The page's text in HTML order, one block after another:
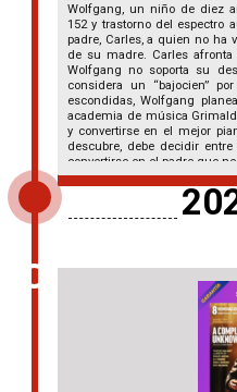
Wolfgang, un niño de diez
152 y trastorno del espectro
padre, Carles, a quien no ha
de su madre. Carles
Wolfgang no soporta su
considera un “bajocien”
escondidas, Wolfgang
academia de música
y convertirse en el mejor
descubre, debe decidir
convertirse en el padre que